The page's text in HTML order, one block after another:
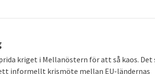
kriget i Mellanöstern för att så kaos. Det
informellt krismöte mellan EU-ländernas